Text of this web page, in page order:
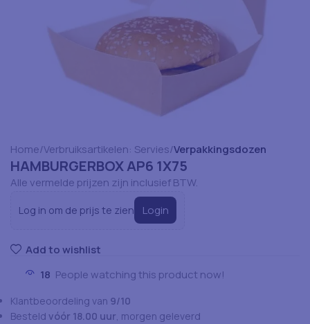
Home Verbruiksartikelen: Servies Verpakkingsdozen
HAMBURGERBOX AP6 1X75
Alle vermelde prijzen zijn inclusief BTW.
Log in om de prijs te zien Login
Add to wishlist
18 People watching this product now!
Klantbeoordeling van 9/10
Besteld vóór 18.00 uur, morgen geleverd